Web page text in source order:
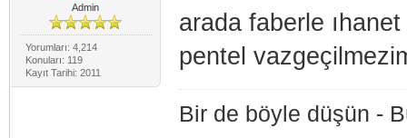
Admin
Yorumları: 4,214
Konuları: 119
Kayıt Tarihi: 2011
arada faberle
pentel
Bir de böyle düşün -